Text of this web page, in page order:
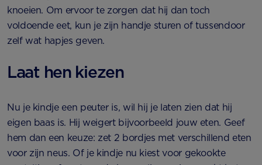
knoeien. Om ervoor te zorgen dat hij dan toch
voldoende eet, kun je zijn handje sturen of tussendoor
zelf wat hapjes geven.
Laat hen kiezen
Nu je kindje een peuter is, wil hij je laten zien dat hij
eigen baas is. Hij weigert bijvoorbeeld jouw eten. Geef
hem dan een keuze: zet 2 bordjes met verschillend eten
voor zijn neus. Of je kindje nu kiest voor gekookte